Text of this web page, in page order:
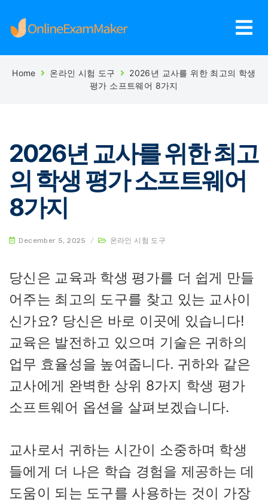
Home 온라인 시험 도구
2026년 교사를 위한 최고의 학생
평가 소프트웨어 8가지
2026년 교사를 위한 최고
의 학생 평가 소프트웨어
8가지
December 5, 2025 / 온라인 시험 도구
당신은 교육과 학생 평가를 더 쉽게 만들
어주는 최고의 도구를 찾고 있는 교사이
신가요? 당신은 바로 이곳에 있습니다!
교육은 발전하고 있으며 기술은 귀하의
업무 효율성을 높여줍니다. 귀하와 같은
교사에게 완벽한 상위 8가지 학생 평가
소프트웨어 옵션을 살펴보겠습니다.
교사로서 귀하는 시간이 소중하며 학생
들에게 더 나은 학습 경험을 제공하는 데
도움이 되는 도구를 사용하는 것이 가장